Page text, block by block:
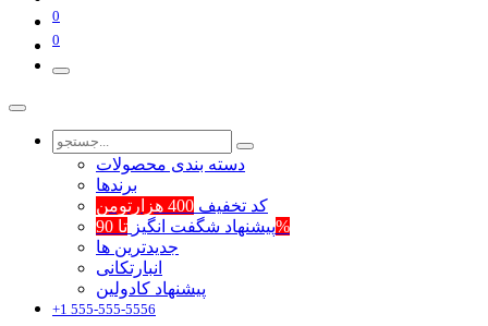
0
0
دسته بندی محصولات
برند‌ها
کد تخفیف 400 هزارتومن
پیشنهاد شگفت انگیزتا 90%
جدیدترین ها
انبارتکانی
پیشنهاد کادولین
+1 555-555-5556